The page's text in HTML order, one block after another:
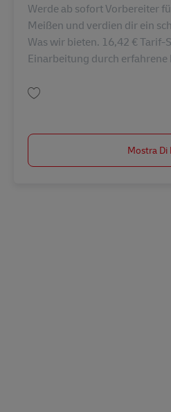
Werde ab sofort Vorbereiter
Meißen und verdien dir ein
Was wir bieten. 16,42 €
Einarbeitung durch erfahrene
Mostra Di